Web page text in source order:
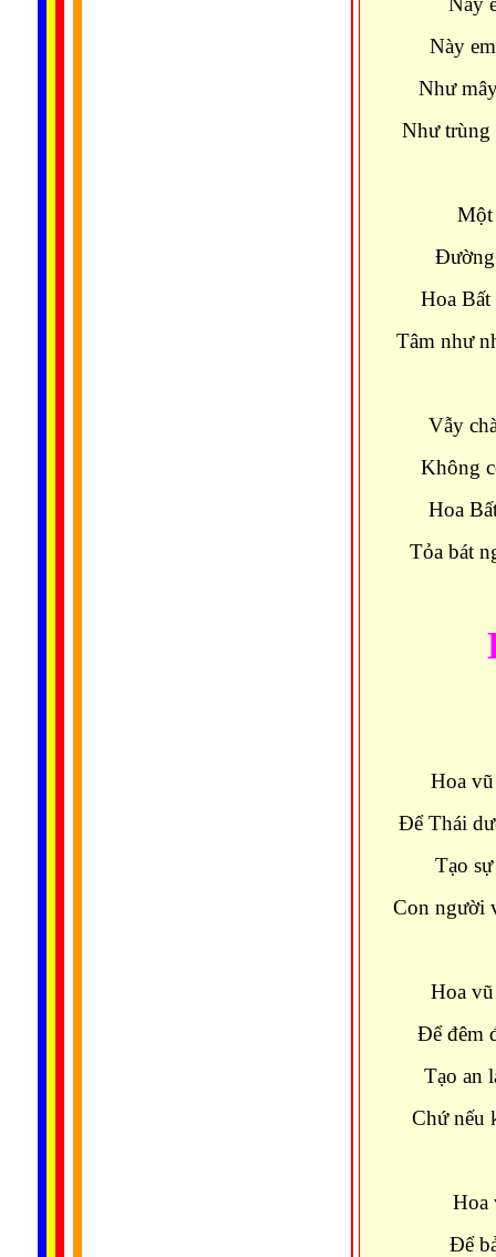
Này
Như
Như trùng
Một
Ðường
Hoa
Tâm như
Vẫy
Không
Hoa
Tỏa bát
Hoa
Ðể Thái
Tạo
Con người
Hoa
Ðể đêm
Tạo an
Chứ nếu
Hoa
Ðể